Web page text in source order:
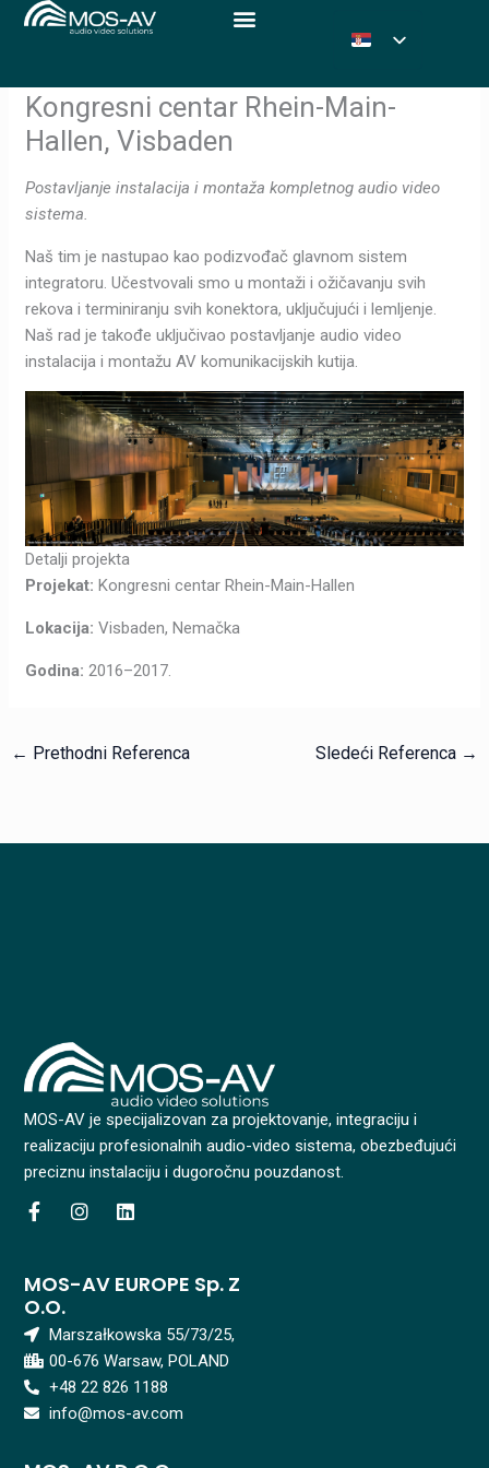
Pređi
Kongresni centar Rhein-Main-
Hallen, Visbaden
Postavljanje instalacija i montaža kompletnog audio video
sistema.
Naš tim je nastupao kao podizvođač glavnom sistem
integratoru. Učestvovali smo u montaži i ožičavanju svih
rekova i terminiranju svih konektora, uključujući i lemljenje.
Naš rad je takođe uključivao postavljanje audio video
instalacija i montažu AV komunikacijskih kutija.
Detalji projekta
Projekat: Kongresni centar Rhein-Main-Hallen
Lokacija: Visbaden, Nemačka
Godina: 2016–2017.
← Prethodni Referenca Sledeći Referenca →
MOS-AV je specijalizovan za projektovanje, integraciju i
realizaciju profesionalnih audio-video sistema, obezbeđujući
preciznu instalaciju i dugoročnu pouzdanost.
F
a
b
o
o
k
-
f
I
a
r
a
m
L
e
i
n
MOS-AV EUROPE Sp. Z
O.o.
Marszałkowska 55/73/25,
00-676 Warsaw, POLAND
+48 22 826 1188
info@mos-av.com